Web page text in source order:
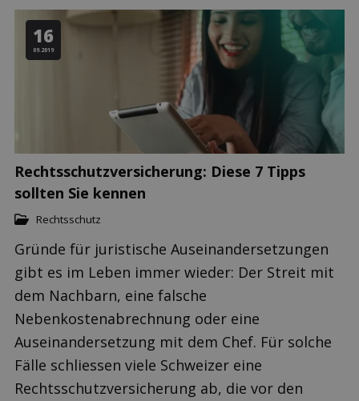
16
09.2019
Rechtsschutzversicherung: Diese 7 Tipps
sollten Sie kennen
Rechtsschutz
Gründe für juristische Auseinandersetzungen
gibt es im Leben immer wieder: Der Streit mit
dem Nachbarn, eine falsche
Nebenkostenabrechnung oder eine
Auseinandersetzung mit dem Chef. Für solche
Fälle schliessen viele Schweizer eine
Rechtsschutzversicherung ab, die vor den